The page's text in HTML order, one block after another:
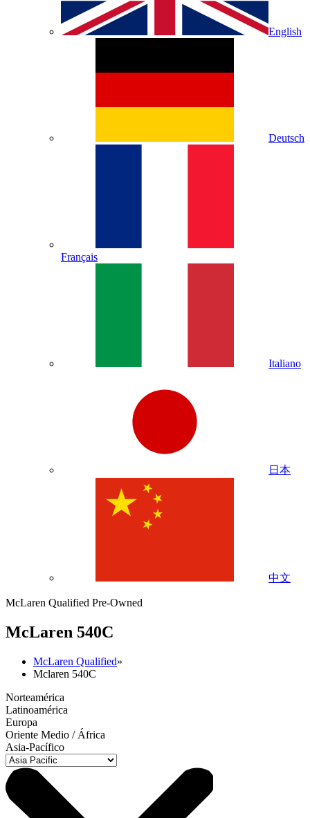
English
Deutsch
Français
Italiano
日本
中文
McLaren Qualified Pre-Owned
McLaren 540C
McLaren Qualified»
Mclaren 540C
Norteamérica
Latinoamérica
Europa
Oriente Medio / África
Asia-Pacífico